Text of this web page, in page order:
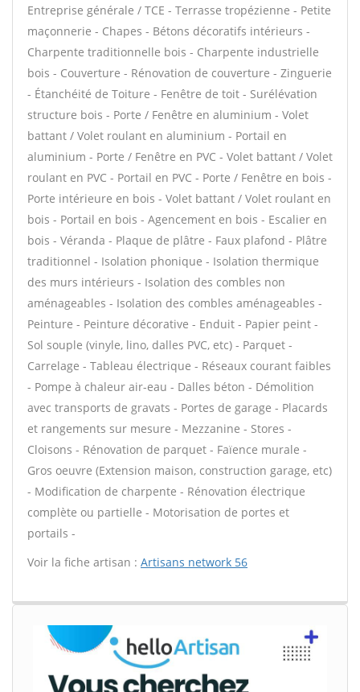
Entreprise générale / TCE - Terrasse tropézienne - Petite
maçonnerie - Chapes - Bétons décoratifs intérieurs -
Charpente traditionnelle bois - Charpente industrielle
bois - Couverture - Rénovation de couverture - Zinguerie
- Étanchéité de Toiture - Fenêtre de toit - Surélévation
structure bois - Porte / Fenêtre en aluminium - Volet
battant / Volet roulant en aluminium - Portail en
aluminium - Porte / Fenêtre en PVC - Volet battant / Volet
roulant en PVC - Portail en PVC - Porte / Fenêtre en bois -
Porte intérieure en bois - Volet battant / Volet roulant en
bois - Portail en bois - Agencement en bois - Escalier en
bois - Véranda - Plaque de plâtre - Faux plafond - Plâtre
traditionnel - Isolation phonique - Isolation thermique
des murs intérieurs - Isolation des combles non
aménageables - Isolation des combles aménageables -
Peinture - Peinture décorative - Enduit - Papier peint -
Sol souple (vinyle, lino, dalles PVC, etc) - Parquet -
Carrelage - Tableau électrique - Réseaux courant faibles
- Pompe à chaleur air-eau - Dalles béton - Démolition
avec transports de gravats - Portes de garage - Placards
et rangements sur mesure - Mezzanine - Stores -
Cloisons - Rénovation de parquet - Faïence murale -
Gros oeuvre (Extension maison, construction garage, etc)
- Modification de charpente - Rénovation électrique
complète ou partielle - Motorisation de portes et
portails -
Voir la fiche artisan : Artisans network 56